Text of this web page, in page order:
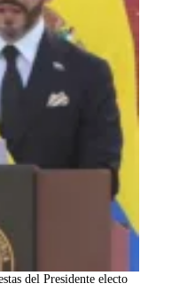
del Presidente electo